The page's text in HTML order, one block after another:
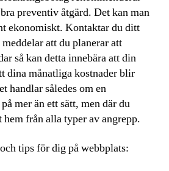
preventiv åtgärd. Det kan man
ekonomiskt. Kontaktar du ditt
att du planerar att
så kan detta innebära att din
dina månatliga kostnader blir
handlar således om en
mer än ett sätt, men där du
från alla typer av angrepp.
tips för dig på webbplats: